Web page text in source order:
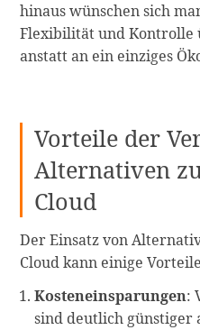
hinaus wünschen sich
Flexibilität und Kontrolle
anstatt an ein einziges
Vorteile der
Alternativen
Cloud
Der Einsatz von
Cloud kann einige
Kosteneinsparungen:
sind deutlich günstiger